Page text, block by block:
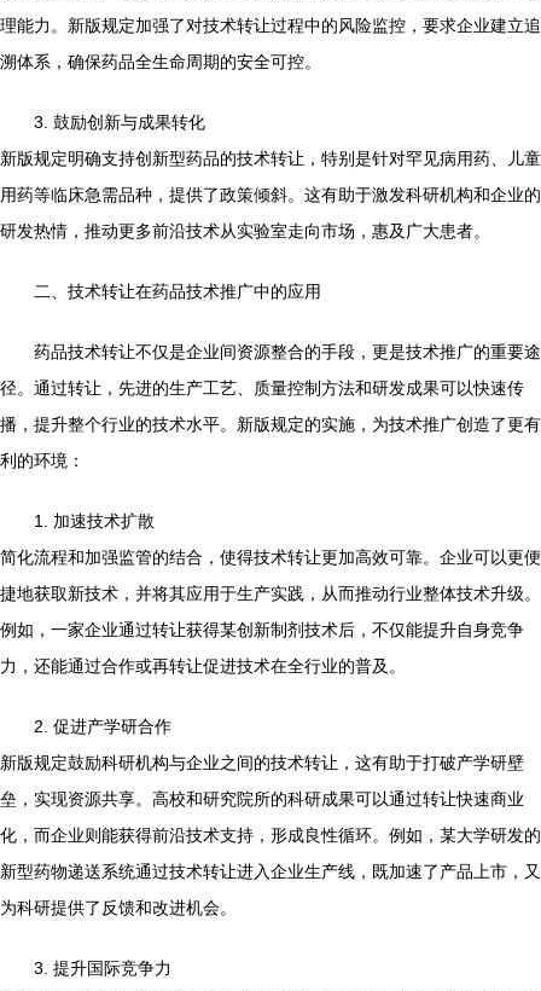
理能力。新版规定加强了对技术转让过程中的风险监控，要求企业建立追
溯体系，确保药品全生命周期的安全可控。
3. 鼓励创新与成果转化
新版规定明确支持创新型药品的技术转让，特别是针对罕见病用药、儿童
用药等临床急需品种，提供了政策倾斜。这有助于激发科研机构和企业的
研发热情，推动更多前沿技术从实验室走向市场，惠及广大患者。
二、技术转让在药品技术推广中的应用
药品技术转让不仅是企业间资源整合的手段，更是技术推广的重要途
径。通过转让，先进的生产工艺、质量控制方法和研发成果可以快速传
播，提升整个行业的技术水平。新版规定的实施，为技术推广创造了更有
利的环境：
1. 加速技术扩散
简化流程和加强监管的结合，使得技术转让更加高效可靠。企业可以更便
捷地获取新技术，并将其应用于生产实践，从而推动行业整体技术升级。
例如，一家企业通过转让获得某创新制剂技术后，不仅能提升自身竞争
力，还能通过合作或再转让促进技术在全行业的普及。
2. 促进产学研合作
新版规定鼓励科研机构与企业之间的技术转让，这有助于打破产学研壁
垒，实现资源共享。高校和研究院所的科研成果可以通过转让快速商业
化，而企业则能获得前沿技术支持，形成良性循环。例如，某大学研发的
新型药物递送系统通过技术转让进入企业生产线，既加速了产品上市，又
为科研提供了反馈和改进机会。
3. 提升国际竞争力